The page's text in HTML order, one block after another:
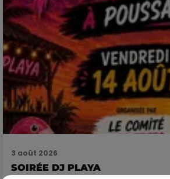
3 août 2026
SOIRÉE DJ PLAYA